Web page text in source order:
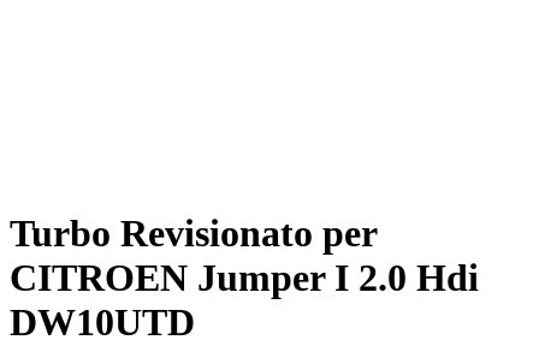
Turbo Revisionato per
CITROEN Jumper I 2.0 Hdi
DW10UTD